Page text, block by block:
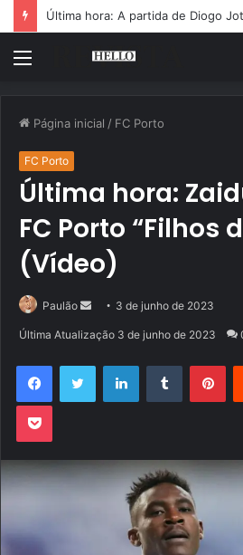
Menu
Página inicial / FC Porto
FC Porto
Última hora:
FC Porto “Filhos
(Vídeo)
Paulão
Mande
mail
3 de junho de 2023
Última Atualização 3 de junho de 2023
FacebookTwitter LinkedinTumblr
Pocket